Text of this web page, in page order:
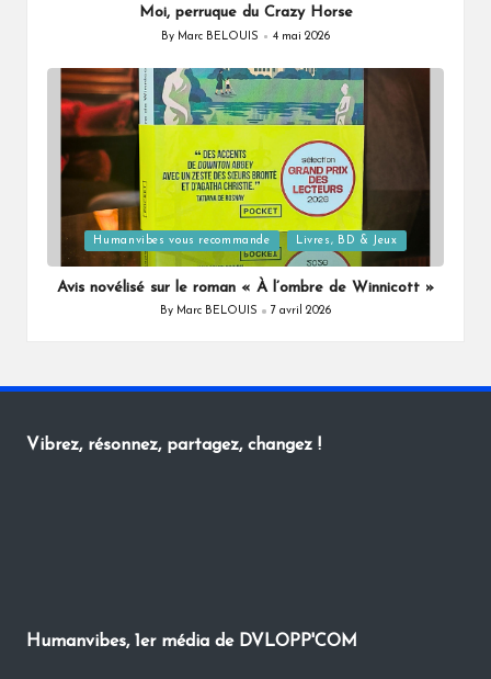
Moi, perruque du Crazy Horse
Posted
By Marc BELOUIS 4 mai 2026
Posted
in
Humanvibes vous recommande Livres, BD & Jeux
Avis novélisé sur le roman « À l’ombre de Winnicott »
Posted
By Marc BELOUIS 7 avril 2026
Vibrez, résonnez, partagez, changez !
Humanvibes, 1er média de DVLOPP'COM